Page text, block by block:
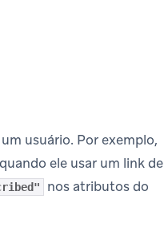
usuário. Por exemplo,
ele usar um link de
nos atributos do